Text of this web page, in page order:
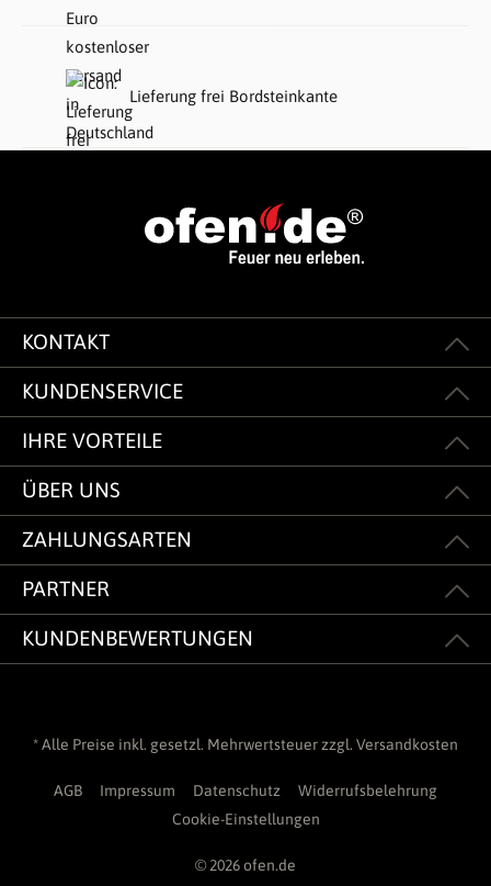
Lieferung frei Bordsteinkante
KONTAKT
KUNDENSERVICE
IHRE VORTEILE
ÜBER UNS
ZAHLUNGSARTEN
PARTNER
KUNDENBEWERTUNGEN
* Alle Preise inkl. gesetzl. Mehrwertsteuer zzgl. Versandkosten
AGB Impressum Datenschutz
Widerrufsbelehrung
Cookie-Einstellungen
© 2026 ofen.de